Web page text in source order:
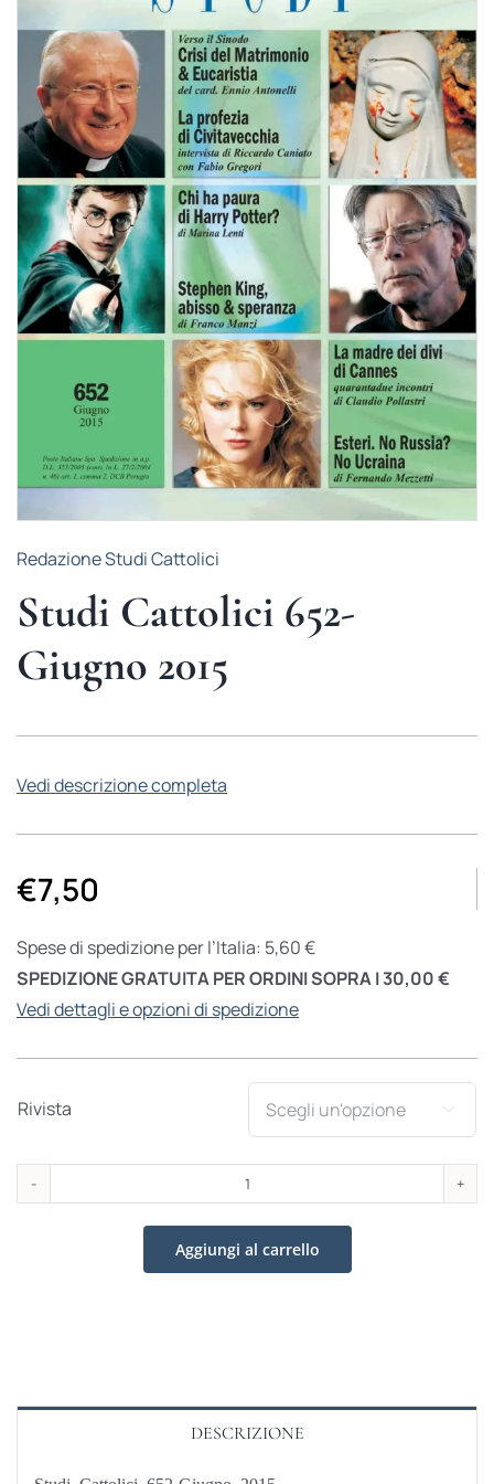
BIOGRAFIE
ATTUALITÀ
Redazione Studi Cattolici
Studi Cattolici 652-
Giugno 2015
Vedi descrizione completa
€7,50
Spese di spedizione per l’Italia: 5,60 €
SPEDIZIONE GRATUITA PER ORDINI SOPRA I 30,00 €
Vedi dettagli e opzioni di spedizione
Rivista 
Studi
Cattolici
652-
Aggiungi al carrello
DESCRIZIONE